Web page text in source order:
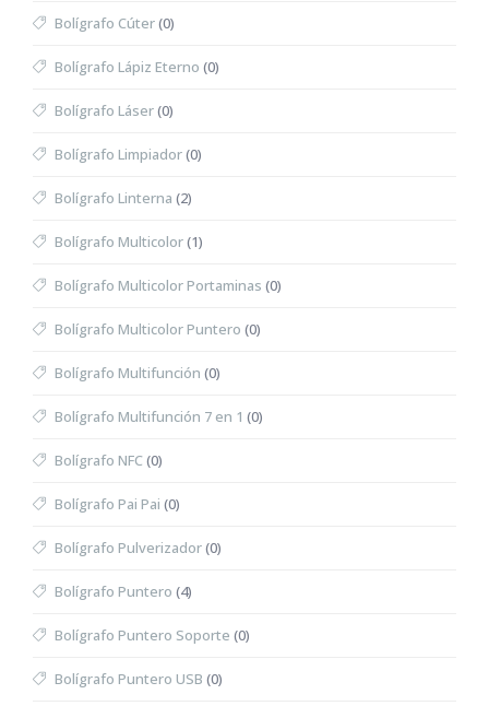
Bolígrafo Cúter(0)
Bolígrafo Lápiz Eterno (0)
Bolígrafo Láser(0)
Bolígrafo Limpiador(0)
Bolígrafo Linterna (2)
Bolígrafo Multicolor(1)
Bolígrafo Multicolor Portaminas (0)
Bolígrafo Multicolor Puntero (0)
Bolígrafo Multifunción (0)
Bolígrafo Multifunción 7 en 1 (0)
Bolígrafo NFC(0)
Bolígrafo Pai Pai (0)
Bolígrafo Pulverizador(0)
Bolígrafo Puntero (4)
Bolígrafo Puntero Soporte (0)
Bolígrafo Puntero USB (0)